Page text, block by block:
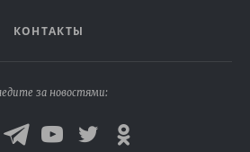
КОНТАКТЫ
за новостями: